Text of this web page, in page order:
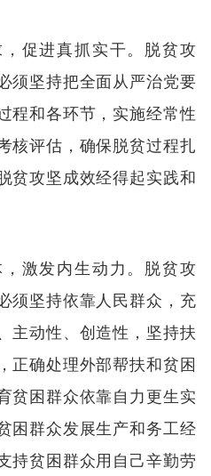
促进真抓实干。脱贫攻
须坚持把全面从严治党要
程和各环节，实施经常性
核评估，确保脱贫过程扎
贫攻坚成效经得起实践和
激发内生动力。脱贫攻
须坚持依靠人民群众，充
主动性、创造性，坚持扶
正确处理外部帮扶和贫困
贫困群众依靠自力更生实
困群众发展生产和务工经
持贫困群众用自己辛勤劳